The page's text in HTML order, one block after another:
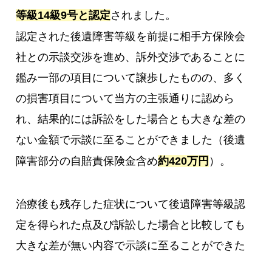
等級14級9号と認定されました。
認定された後遺障害等級を前提に相手方保険会
社との示談交渉を進め、訴外交渉であることに
鑑み一部の項目について譲歩したものの、多く
の損害項目について当方の主張通りに認めら
れ、結果的には訴訟をした場合とも大きな差の
ない金額で示談に至ることができました（後遺
障害部分の自賠責保険金含め約420万円 ）。
治療後も残存した症状について後遺障害等級認
定を得られた点及び訴訟した場合と比較しても
大きな差が無い内容で示談に至ることができた